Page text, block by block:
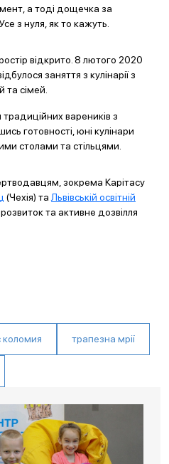
а тоді дощечка за
з нуля, як то кажуть.
відкрито. 8 лютого 2020
заняття з кулінарії з
сімей.
вареників з
готовності, юні кулінари
столами та стільцями.
зокрема Карітасу
(Чехія) та Львівській освітній
та активне дозвілля
коломия трапезна мрії